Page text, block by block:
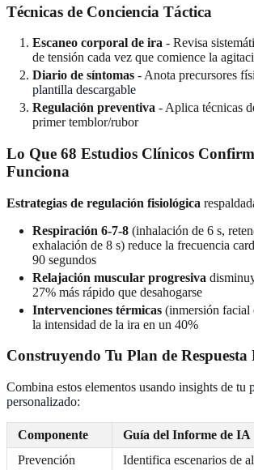
Técnicas de Conciencia Táctica
Escaneo corporal de ira - Revisa
de tensión cada vez que comience la
Diario de síntomas - Anota precursores
plantilla descargable
Regulación preventiva - Aplica técnicas
primer temblor/rubor
Lo Que 68 Estudios Clínicos
Funciona
Estrategias de regulación fisiológica
Respiración 6-7-8 (inhalación de 6 s,
exhalación de 8 s) reduce la frecuencia
90 segundos
Relajación muscular progresiva
27% más rápido que desahogarse
Intervenciones térmicas (inmersión facial
la intensidad de la ira en un 40%
Construyendo Tu Plan de Respuesta
Combina estos elementos usando insights de tu
personalizado:
Componente
Guía del Informe de IA
Prevención
Identifica escenarios de